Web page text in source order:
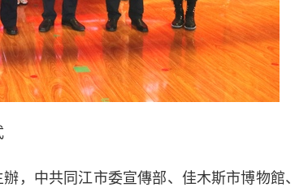
中共同江市委宣傳部、佳木斯市博物館、